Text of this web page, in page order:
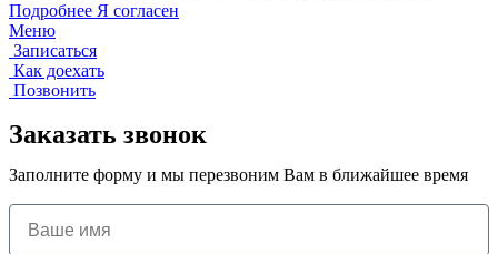
Подробнее Я согласен
Меню
Записаться
Как доехать
Позвонить
Заказать звонок
Заполните форму и мы перезвоним Вам в ближайшее время